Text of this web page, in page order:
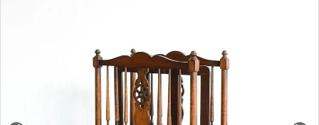
person 新規会員登録